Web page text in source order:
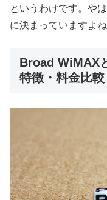
というわけです。や
に決まっていますよね
Broad WiMAX
特徴・料金比較